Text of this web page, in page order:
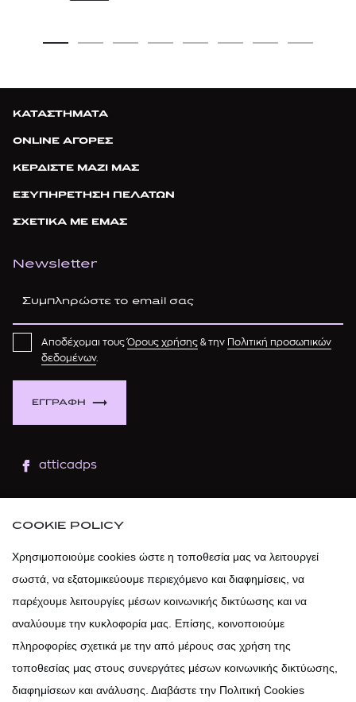
ΚΑΤΑΣΤΗΜΑΤΑ
ONLINE ΑΓΟΡΕΣ
ΚΕΡΔΙΣΤΕ ΜΑΖΙ ΜΑΣ
ΕΞΥΠΗΡΕΤΗΣΗ ΠΕΛΑΤΩΝ
ΣΧΕΤΙΚΑ ΜΕ ΕΜΑΣ
Newsletter
ΕΓΓΡΑΦΗ
Αποδέχομαι τουςΌρους χρήσης & την
Πολιτική προσωπικών
δεδομένων.
atticadps
atticadps
COOKIE POLICY
Χρησιμοποιούμε cookies ώστε η τοποθεσία μας να λειτουργεί
σωστά, να εξατομικεύουμε περιεχόμενο και διαφημίσεις, να
παρέχουμε λειτουργίες μέσων κοινωνικής δικτύωσης και να
αναλύουμε την κυκλοφορία μας. Επίσης, κοινοποιούμε
πληροφορίες σχετικά με την από μέρους σας χρήση της
τοποθεσίας μας στους συνεργάτες μέσων κοινωνικής δικτύωσης,
διαφημίσεων και ανάλυσης. Διαβάστε την Πολιτική Cookies